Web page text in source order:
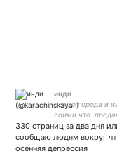
инди
строю города и
пойми что.
люблю неоновые
330 страниц за два дня
сообщаю людям вокруг
осенняя депрессия